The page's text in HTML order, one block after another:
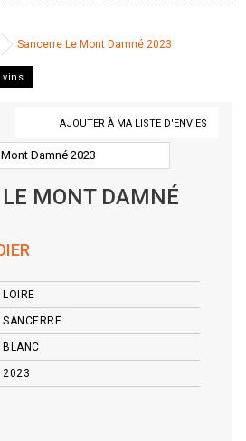
Sancerre Le Mont Damné 2023
AJOUTER À MA LISTE D'ENVIES
vins
LE MONT DAMNÉ
LOIRE
SANCERRE
BLANC
2023